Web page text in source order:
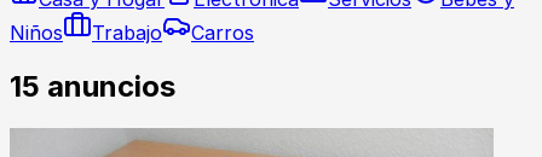
Niños
Trabajo Carros
15 anuncios